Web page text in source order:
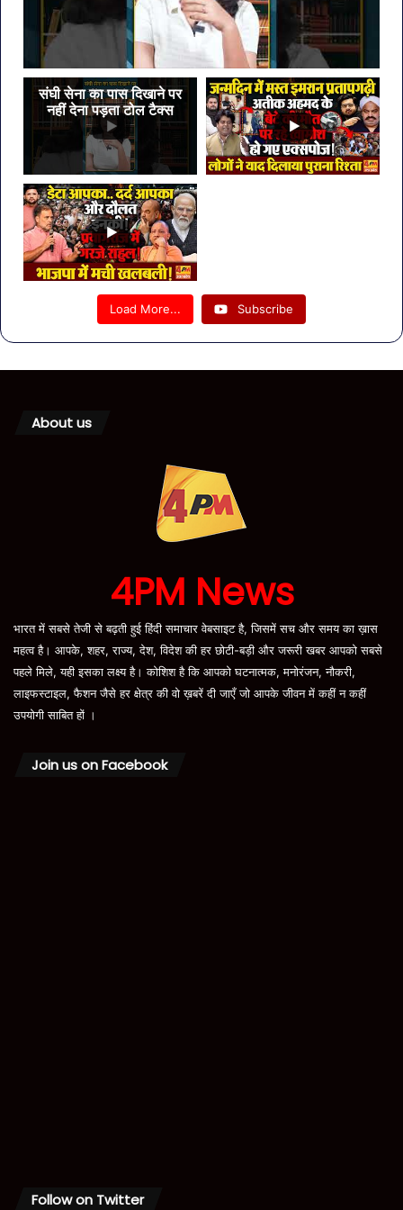
संघी सेना का पास दिखाने पर
नहीं देना पड़ता टोल टैक्स
Load More... Subscribe
About us
4PM News
भारत में सबसे तेजी से बढ़ती हुई हिंदी समाचार वेबसाइट है, जिसमें सच और समय का ख़ास
महत्व है। आपके, शहर, राज्य, देश, विदेश की हर छोटी-बड़ी और जरूरी खबर आपको सबसे
पहले मिले, यही इसका लक्ष्य है। कोशिश है कि आपको घटनात्मक, मनोरंजन, नौकरी,
लाइफस्टाइल, फैशन जैसे हर क्षेत्र की वो ख़बरें दी जाएँ जो आपके जीवन में कहीं न कहीं
उपयोगी साबित हों ।
Join us on Facebook
Follow on Twitter